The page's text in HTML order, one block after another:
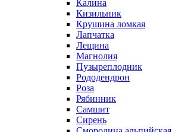
Калина
Кизильник
Крушина ломкая
Лапчатка
Лещина
Магнолия
Пузыреплодник
Рододендрон
Роза
Рябинник
Самшит
Сирень